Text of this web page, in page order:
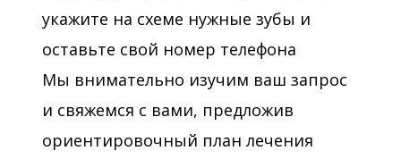
укажите на схеме нужные зубы и
оставьте свой номер телефона
Мы внимательно изучим ваш запрос
и свяжемся с вами, предложив
ориентировочный план лечения